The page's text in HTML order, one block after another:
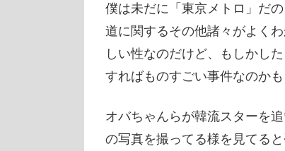
僕は未だに「東京メトロ」だ
道に関するその他諸々がよく
しい性なのだけど、もしかし
すればものすごい事件なのかも
オバちゃんらが韓流スターを
の写真を撮ってる様を見てる